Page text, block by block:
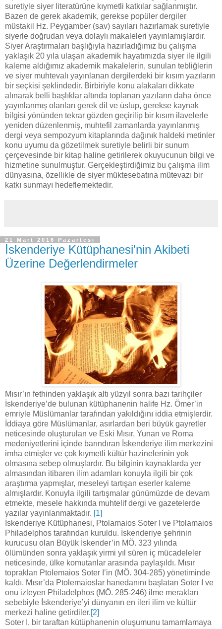
suretiyle siyer literatürüne kıymetli katkılar sağlanmıştır.
Bazen de gerek akademik, gerekse popüler dergiler
müstakil Hz. Peygamber (sav) sayıları hazırlamak suretiyle
siyerle doğrudan veya dolaylı makaleleri yayınlamışlardır.
Siyer Araştırmaları başlığıyla hazırladığımız bu çalışma
yaklaşık 20 yıla ulaşan akademik hayatımızda siyer ile ilgili
kaleme aldığımız akademik makalelerin, sunulan tebliğlerin
ve siyer muhtevalı yayınlanan dergilerdeki bir kısım yazıların
bir seçkisi şeklindedir. Birbiriyle konu alakaları dikkate
alınarak belli başlıklar altında toplanan yazıların daha önce
yayınlanmış olanları gerek dil ve üslup, gerekse kaynak
bilgisi yönünden tekrar gözden geçirilip bir kısım ilavelerle
yeniden düzenlenmiş, muhtefil zamanlarda yayınlanmış
dergi veya sempozyum kitaplarında dağınık haldeki metinler
konu uyumu da gözetilmek suretiyle belirli bir sunum
çerçevesinde bir kitap haline getirilerek okuyucunun bilgi ve
hizmetine sunulmuştur. Gerçekleştirdiğimiz bu çalışma ilim
dünyasına, özellikle de siyer müktesebatına mütevazı bir
katkı sunmayı hedeflemektedir.
21 Mart 2016 Pazartesi
İskenderiye Kütüphanesi'nin Akibeti
Üzerine Değerlendirmeler
Mısır’ın fethinden yaklaşık altı yüzyıl sonra bazı tarihçiler
İskenderiye’de bulunan kütüphanenin halife Hz. Ömer’in
emriyle Müslümanlar tarafından yakıldığını iddia etmişlerdir.
İddiaya göre Müslümanlar, asırlardan beri büyük gayretler
neticesinde oluşturulan ve Eski Mısır, Yunan ve Roma
medeniyetlerini içinde barındıran İskenderiye ilim merkezini
imha etmişler ve çok kıymetli kültür hazinelerinin yok
olmasına sebep olmuşlardır. Bu bilginin kaynaklarda yer
almasından itibaren ilim adamları konuyla ilgili bir çok
araştırma yapmışlar, meseleyi tartışan eserler kaleme
almışlardır. Konuyla ilgili tartışmalar günümüzde de devam
etmekte, mesele hakkında muhtelif dergi ve gazetelerde
yazılar yayınlanmaktadır. [1]
İskenderiye Kütüphanesi, Ptolamaios Soter I ve Ptolamaios
Philadelphos tarafından kuruldu. İskenderiye şehrinin
kurucusu olan Büyük İskender’in MÖ. 323 yılında
ölümünden sonra yaklaşık yirmi yıl süren iç mücadeleler
neticesinde, ülke komutanlar arasında paylaşıldı. Mısır
toprakları Ptolemaios Soter I’in (MÖ. 304-285) yönetiminde
kaldı. Mısır’da Ptolemaioslar hanedanını başlatan Soter I ve
onu izleyen Philadelphos (MÖ. 285-246) ilme merakları
sebebiyle İskenderiye’yi dünyanın en ileri ilim ve kültür
merkezi haline getirdiler.[2]
Soter I, bir taraftan kütüphanenin oluşumunu tamamlamaya